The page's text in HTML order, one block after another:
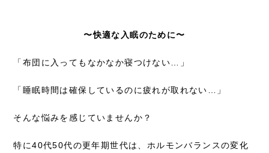
〜快適な入眠のために〜
「布団に入ってもなかなか寝つけない…」
「睡眠時間は確保しているのに疲れが取れない…」
そんな悩みを感じていませんか？
特に40代50代の更年期世代は、ホルモンバランスの変化